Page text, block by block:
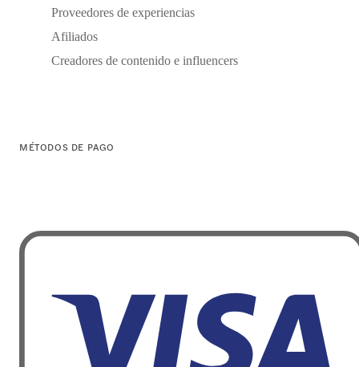
Proveedores de experiencias
Afiliados
Creadores de contenido e influencers
MÉTODOS DE PAGO